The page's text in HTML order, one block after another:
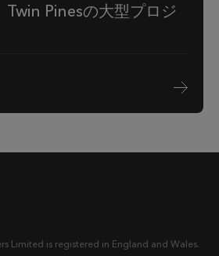
Pinesの大型プロジ
Limited is registered in England and Wales.